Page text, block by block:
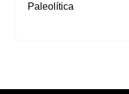
Paleolítica